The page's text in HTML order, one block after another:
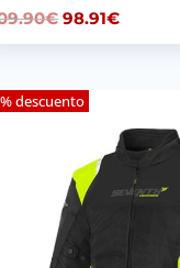
€El
precio
era:
109.90€.
98.91€El
precio
98.91€.
descuento